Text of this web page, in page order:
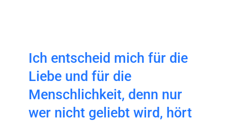
Ich entscheid mich für die
Liebe und für die
Menschlichkeit, denn nur
wer nicht geliebt wird, hört